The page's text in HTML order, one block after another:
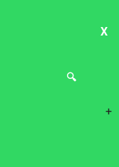
X
+